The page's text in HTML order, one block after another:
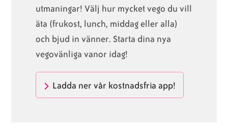
utmaningar! Välj hur mycket vego du vill
äta (frukost, lunch, middag eller alla)
och bjud in vänner. Starta dina nya
vegovänliga vanor idag!
Ladda ner vår kostnadsfria app!